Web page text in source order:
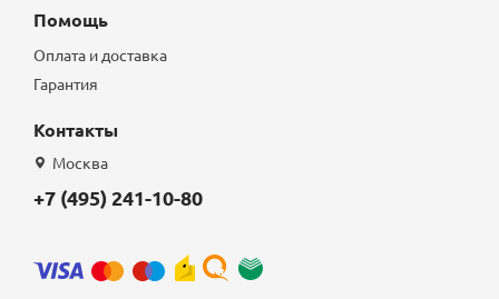
Помощь
Оплата и доставка
Гарантия
Контакты
Москва
+7 (495) 241-10-80